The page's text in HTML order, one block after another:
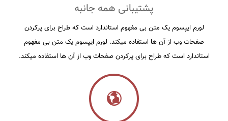
پشتیبانی همه جانبه
لورم ايپسوم يک متن بی مفهوم استاندارد است که طراح برای پرکردن
صفحات وب از آن ها استفاده ميکند. لورم ايپسوم يک متن بی مفهوم
استاندارد است که طراح برای پرکردن صفحات وب از آن ها استفاده ميکند.